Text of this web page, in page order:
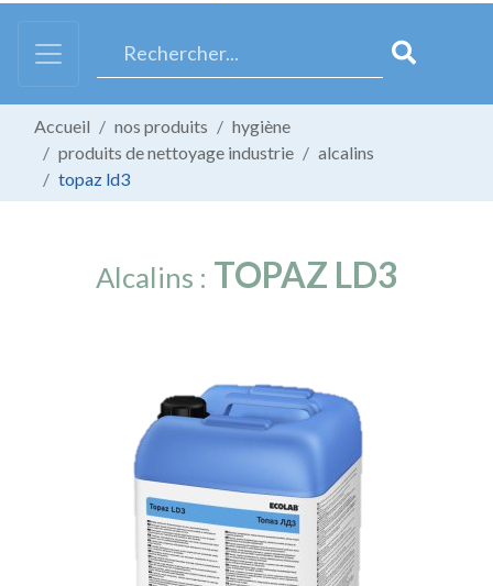
Accueil nos produits
hygiène
produits de nettoyage industrie
alcalins
topaz ld3
Alcalins : TOPAZ LD3